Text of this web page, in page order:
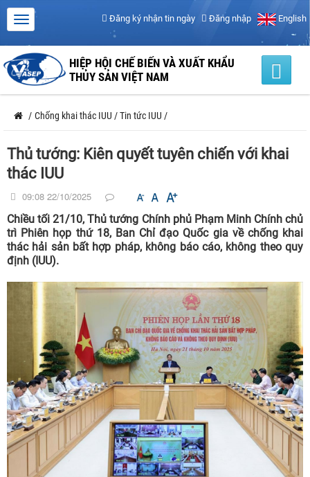
Đăng ký nhận tin ngày Đăng nhập English
HIỆP HỘI CHẾ BIẾN VÀ XUẤT KHẨU
THỦY SẢN VIỆT NAM
/ Chống khai thác IUU /Tin tức IUU /
Thủ tướng: Kiên quyết tuyên chiến với khai
thác IUU
09:08 22/10/2025
Chiều tối 21/10, Thủ tướng Chính phủ Phạm Minh Chính chủ
trì Phiên họp thứ 18, Ban Chỉ đạo Quốc gia về chống khai
thác hải sản bất hợp pháp, không báo cáo, không theo quy
định (IUU).